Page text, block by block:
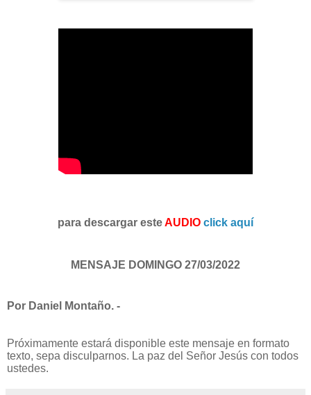
para descargar esteAUDIO click aquí
MENSAJE DOMINGO 27/03/2022
Por Daniel Montaño. -
Próximamente estará disponible este mensaje en formato
texto, sepa disculparnos. La paz del Señor Jesús con todos
ustedes.